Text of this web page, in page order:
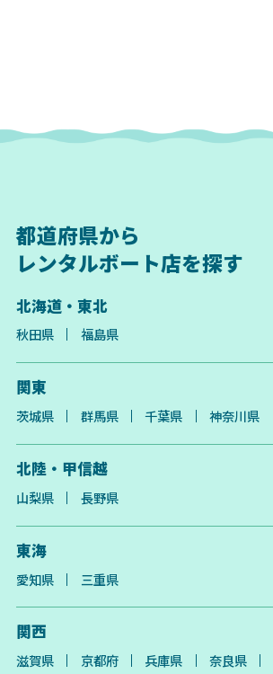
都道府県から
レンタルボート店を探す
北海道・東北
秋田県 福島県
関東
茨城県 群馬県 千葉県 神奈川県
北陸・甲信越
山梨県 長野県
東海
愛知県 三重県
関西
滋賀県 京都府 兵庫県 奈良県